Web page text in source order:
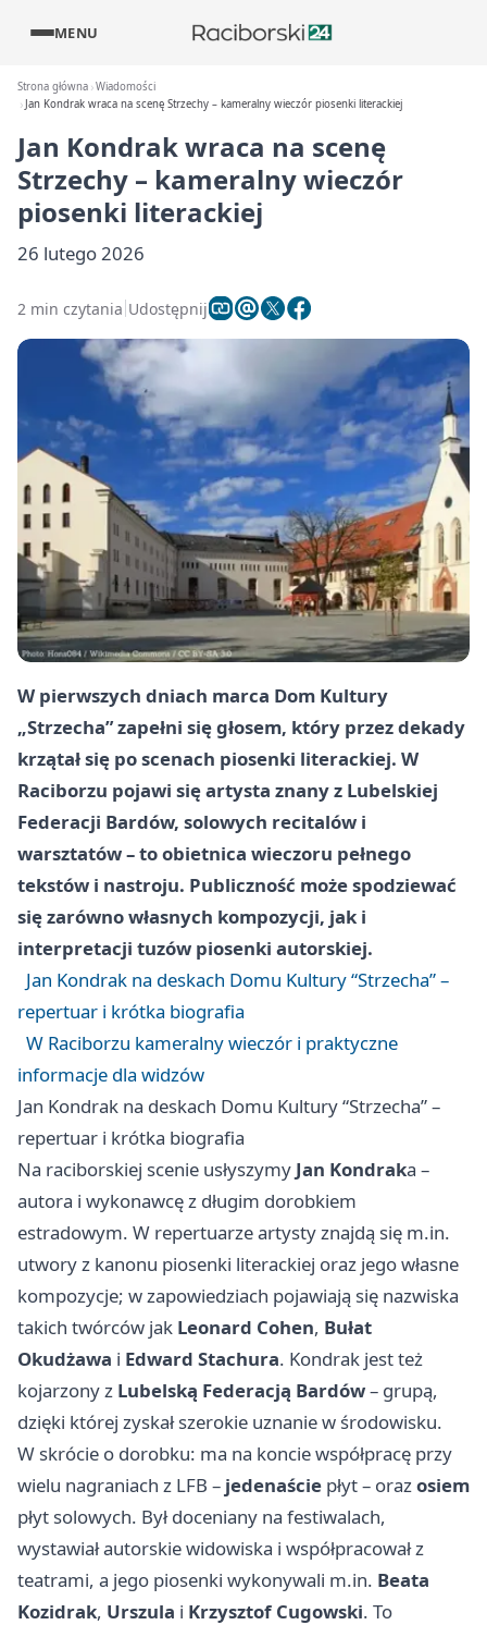
MENU
Strona główna Wiadomości
Jan Kondrak wraca na scenę Strzechy – kameralny wieczór piosenki literackiej
Jan Kondrak wraca na scenę
Strzechy – kameralny wieczór
piosenki literackiej
26 lutego 2026
2 min czytania Udostępnij
W pierwszych dniach marca Dom Kultury
„Strzecha” zapełni się głosem, który przez dekady
krzątał się po scenach piosenki literackiej. W
Raciborzu pojawi się artysta znany z Lubelskiej
Federacji Bardów, solowych recitalów i
warsztatów – to obietnica wieczoru pełnego
tekstów i nastroju. Publiczność może spodziewać
się zarówno własnych kompozycji, jak i
interpretacji tuzów piosenki autorskiej.
Jan Kondrak na deskach Domu Kultury “Strzecha” –
repertuar i krótka biografia
W Raciborzu kameralny wieczór i praktyczne
informacje dla widzów
Jan Kondrak na deskach Domu Kultury “Strzecha” –
repertuar i krótka biografia
Na raciborskiej scenie usłyszymy Jan Kondraka –
autora i wykonawcę z długim dorobkiem
estradowym. W repertuarze artysty znajdą się m.in.
utwory z kanonu piosenki literackiej oraz jego własne
kompozycje; w zapowiedziach pojawiają się nazwiska
takich twórców jak Leonard Cohen, Bułat
Okudżawa i Edward Stachura. Kondrak jest też
kojarzony z Lubelską Federacją Bardów– grupą,
dzięki której zyskał szerokie uznanie w środowisku.
W skrócie o dorobku: ma na koncie współpracę przy
wielu nagraniach z LFB – jedenaście płyt – orazosiem
płyt solowych. Był doceniany na festiwalach,
wystawiał autorskie widowiska i współpracował z
teatrami, a jego piosenki wykonywali m.in. Beata
Kozidrak, Urszula i Krzysztof Cugowski. To